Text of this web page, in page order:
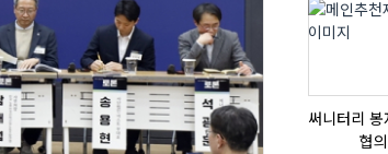
협의